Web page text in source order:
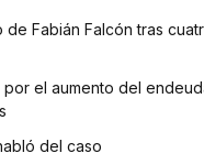
de Fabián Falcón tras
el aumento del
del caso